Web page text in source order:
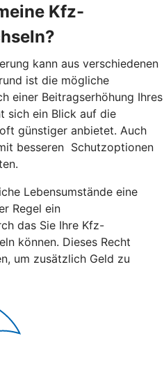
Kfz-
kann aus verschiedenen
ist die mögliche
einer Beitragserhöhung Ihres
sich ein Blick auf die
günstiger anbietet. Auch
besseren Schutzoptionen
Lebensumstände eine
Regel ein
das Sie Ihre Kfz-
können. Dieses Recht
um zusätzlich Geld zu